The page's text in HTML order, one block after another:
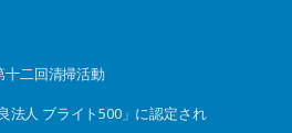
二回清掃活動
法人 ブライト500」に認定され